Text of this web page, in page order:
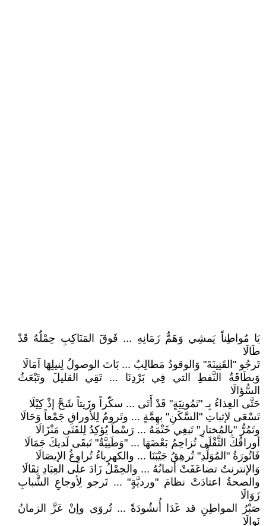
يَا مُواطِناً يَمشِي وَهَمُّ زَمَانِهِ ... فَوقَ المَنَاكِبِ حِمْلُهُ قَدْ
طَالَا
تَرجُو "القَنِينَةَ" وَالوقودُ مَطالِبٌ ... بَاتَ الوصولُ لِنيلِهَا آمَالَا
وَبطَاقَةُ النَّفطِ التي فِي بَرْدِنَا ... تَقِي القليلَ وتَبْعَثُ
السُّؤالَا
حَتَّى الغِذاءُ بِـ "تَمُونِيَةٍ" قَدْ أَتَى ... سكّراً وزَيتاً شَحَّ إذْ كِيْلَا
تَسْعَى لإثباتِ "السَّكَنِ" بهِمَّةٍ ... وتَرومُ لِلأوراقِ جَمْعاً وَحَالَا
وتَمُرُّ "بِالمُختارِ" تَبغِي خَتْمَهُ ... رَسْماً يُؤكِدُ لِلفَتَى مَنْزَالَا
أوراقُكَ الثَّقْلَى تُزاحِمُ بَعْضَهَا ... "وَطَنِيَّةٌ" تَبقَى لَديكَ جَمَالَا
فَاتُورَةُ "المُوَلِّدِ" تُرهِقُ جَيْبَنَا ... والكهرباءُ تُراوِغُ الإيصَالَا
وَالإنترنتُ تضاعَفَتْ أثمانُهُ ... والحِمْلُ زَادَ على العِبَادِ ثِقَالَا
والصحةُ اعتادَتْ نظامَ "ورديَّةٍ" ... تَرجو لِأوجاعِ الشَّبابِ
زَوَالَا
صَبْرُ المواطِنِ قد غَدَا أُنشُودَةً ... تُروَى وإنْ عَزَّ الزمانُ
نَوالَا